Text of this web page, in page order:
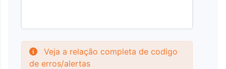
Veja a relação completa de codigo
de erros/alertas